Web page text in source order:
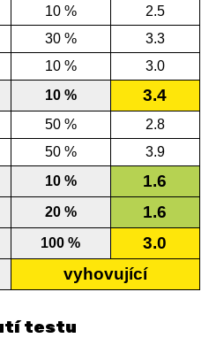
10 %
2.5
30 %
3.3
10 %
3.0
10 % 3.4
50 %
2.8
50 %
3.9
10 % 1.6
20 % 1.6
100 % 3.0
vyhovující
testu